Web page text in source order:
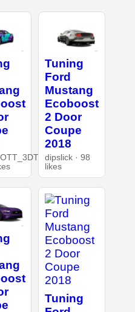
Tuning
Ford
Mustang
Ecoboost
2 Door
Coupe
2018
dipslick · 98
likes
Tuning